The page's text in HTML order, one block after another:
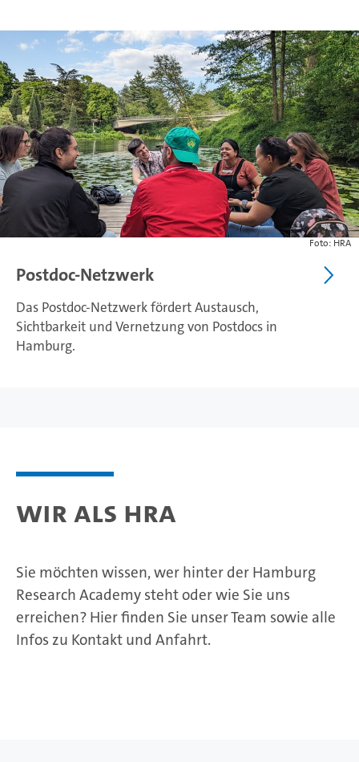
Foto: HRA
Postdoc-Netzwerk
Das Postdoc-Netzwerk fördert Austausch,
Sichtbarkeit und Vernetzung von Postdocs in
Hamburg.
Wir als HRA
Sie möchten wissen, wer hinter der Hamburg
Research Academy steht oder wie Sie uns
erreichen? Hier finden Sie unser Team sowie alle
Infos zu Kontakt und Anfahrt.